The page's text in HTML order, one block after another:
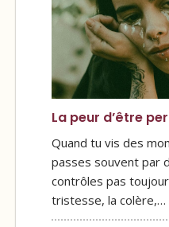
La peur d’être
Quand tu vis des
passes souvent par
contrôles pas
tristesse, la colère,…